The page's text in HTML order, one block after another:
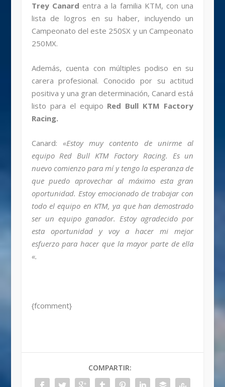
Trey Canard entra a la familia KTM, con una
lista de logros en su haber, incluyendo un
Campeonato del este 250SX y un Campeonato
250MX.
Además, cuenta con múltiples podiso en su
carera profesional. Conocido por su actitud
positiva y una gran determinación, Canard está
listo para el equipo Red Bull KTM Factory
Racing.
Canard: «Estoy muy contento de unirme al
equipo Red Bull KTM Factory Racing. Es un
nuevo comienzo para mí y tengo la esperanza de
que puedo aprovechar al máximo esta gran
oportunidad. Estoy emocionado de trabajar con
todo el equipo en KTM, ya que han demostrado
ser un equipo ganador. Estoy agradecido por
esta oportunidad y voy a hacer mi mejor
esfuerzo para hacer que la mayor parte de ella
«.
{fcomment}
COMPARTIR: